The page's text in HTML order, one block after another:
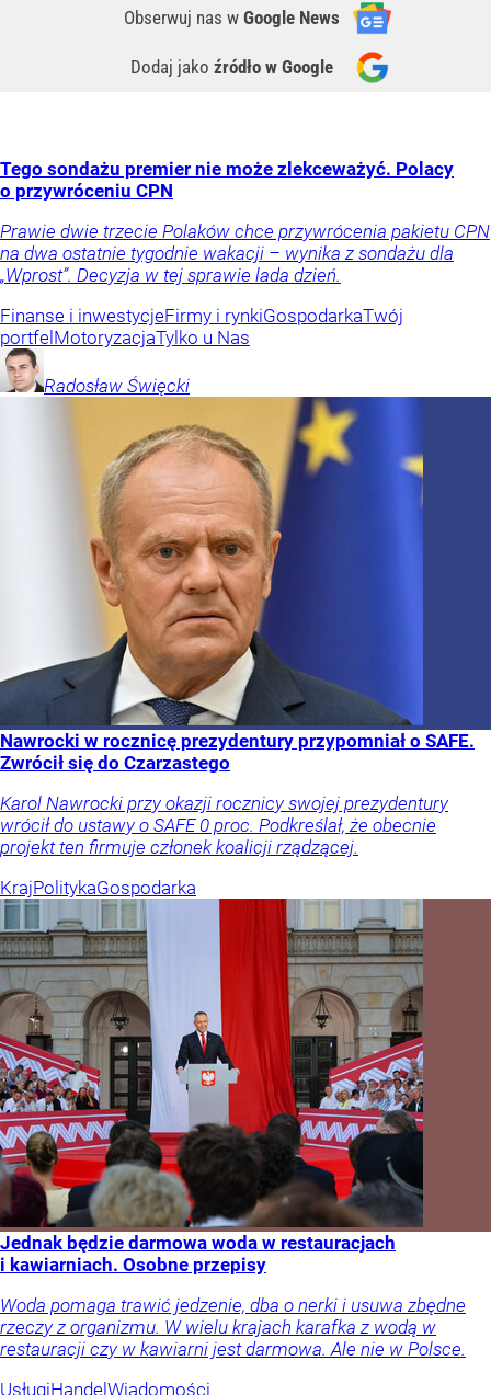
Obserwuj nas w Google News
Dodaj jako źródło w Google
Tego sondażu premier nie może zlekceważyć. Polacy
o przywróceniu CPN
Prawie dwie trzecie Polaków chce przywrócenia pakietu CPN
na dwa ostatnie tygodnie wakacji – wynika z sondażu dla
„Wprost”. Decyzja w tej sprawie lada dzień.
Finanse i inwestycjeFirmy i rynkiGospodarkaTwój
portfel MotoryzacjaTylko u Nas
Radosław Święcki
Nawrocki w rocznicę prezydentury przypomniał o SAFE.
Zwrócił się do Czarzastego
Karol Nawrocki przy okazji rocznicy swojej prezydentury
wrócił do ustawy o SAFE 0 proc. Podkreślał, że obecnie
projekt ten firmuje członek koalicji rządzącej.
KrajPolitykaGospodarka
Jednak będzie darmowa woda w restauracjach
i kawiarniach. Osobne przepisy
Woda pomaga trawić jedzenie, dba o nerki i usuwa zbędne
rzeczy z organizmu. W wielu krajach karafka z wodą w
restauracji czy w kawiarni jest darmowa. Ale nie w Polsce.
UsługiHandel Wiadomości